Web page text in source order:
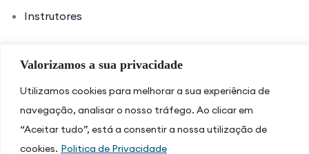
Valorizamos a sua privacidade
Utilizamos cookies para melhorar a sua experiência de
navegação, analisar o nosso tráfego. Ao clicar em
“Aceitar tudo”, está a consentir a nossa utilização de
cookies. Politica de Privacidade
Instrutores
Links úteis
Política de Cookies